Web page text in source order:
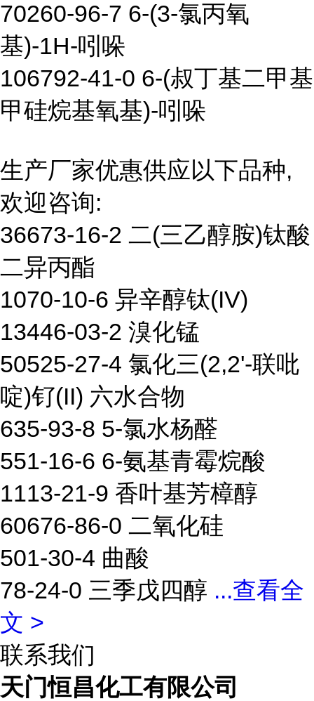
70260-96-7 6-(3-氯丙氧
基)-1H-吲哚
106792-41-0 6-(叔丁基二甲基
甲硅烷基氧基)-吲哚
生产厂家优惠供应以下品种,
欢迎咨询:
36673-16-2 二(三乙醇胺)钛酸
二异丙酯
1070-10-6 异辛醇钛(IV)
13446-03-2 溴化锰
50525-27-4 氯化三(2,2'-联吡
啶)钌(II) 六水合物
635-93-8 5-氯水杨醛
551-16-6 6-氨基青霉烷酸
1113-21-9 香叶基芳樟醇
60676-86-0 二氧化硅
501-30-4 曲酸
78-24-0 三季戊四醇 ...查看全
文 >
联系我们
天门恒昌化工有限公司